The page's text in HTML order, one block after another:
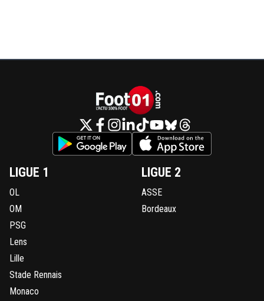
LIGUE 1
OL
OM
PSG
Lens
Lille
Stade Rennais
Monaco
LIGUE 2
ASSE
Bordeaux